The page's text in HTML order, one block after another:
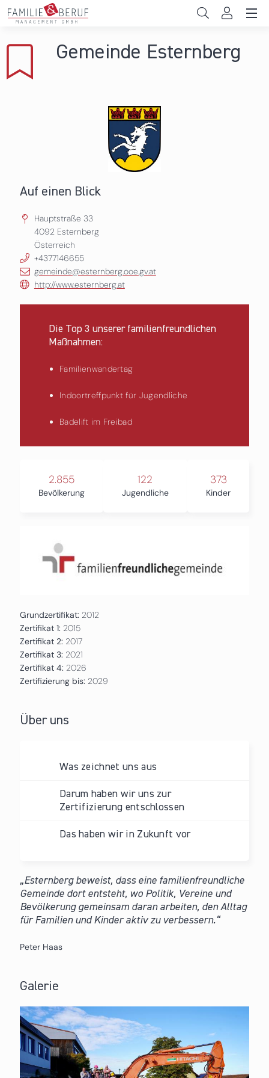
Direkt zum Inhalt
Gemeinden
Gemeinde Esternberg
Auf einen Blick
Hauptstraße 33
4092 Esternberg
Österreich
+4377146655
gemeinde@esternberg.ooe.gv.at
http://www.esternberg.at
Die Top 3 unserer familienfreundlichen
Maßnahmen:
Familienwandertag
Indoortreffpunkt für Jugendliche
Badelift im Freibad
2.855
Bevölkerung
122
Jugendliche
373
Kinder
Grundzertifikat: 2012
Zertifikat 1: 2015
Zertifikat 2: 2017
Zertifikat 3: 2021
Zertifikat 4: 2026
Zertifizierung bis: 2029
Über uns
Was zeichnet uns aus
Darum haben wir uns zur
Zertifizierung entschlossen
Das haben wir in Zukunft vor
Esternberg beweist, dass eine familienfreundliche
Gemeinde dort entsteht, wo Politik, Vereine und
Bevölkerung gemeinsam daran arbeiten, den Alltag
für Familien und Kinder aktiv zu verbessern.
Peter Haas
Galerie